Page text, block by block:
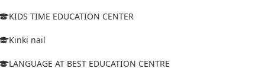
KIDS TIME EDUCATION CENTER
Kinki nail
LANGUAGE AT BEST EDUCATION CENTRE